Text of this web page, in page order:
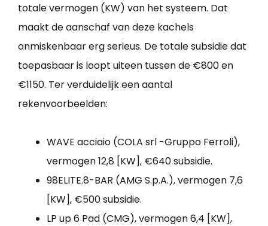
totale vermogen (KW) van het systeem. Dat
maakt de aanschaf van deze kachels
onmiskenbaar erg serieus. De totale subsidie dat
toepasbaar is loopt uiteen tussen de €800 en
€1150. Ter verduidelijk een aantal
rekenvoorbeelden:
WAVE acciaio (COLA srl -Gruppo Ferroli),
vermogen 12,8 [KW], €640 subsidie.
98ELITE.8-BAR (AMG S.p.A.), vermogen 7,6
[KW], €500 subsidie.
LP up 6 Pad (CMG), vermogen 6,4 [KW],